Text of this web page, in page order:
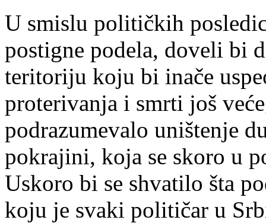
U smislu političkih
postigne podela, doveli bi
teritoriju koju bi inače
proterivanja i smrti još
podrazumevalo uništenje
pokrajini, koja se skoro u
Uskoro bi se shvatilo šta
koju je svaki političar u